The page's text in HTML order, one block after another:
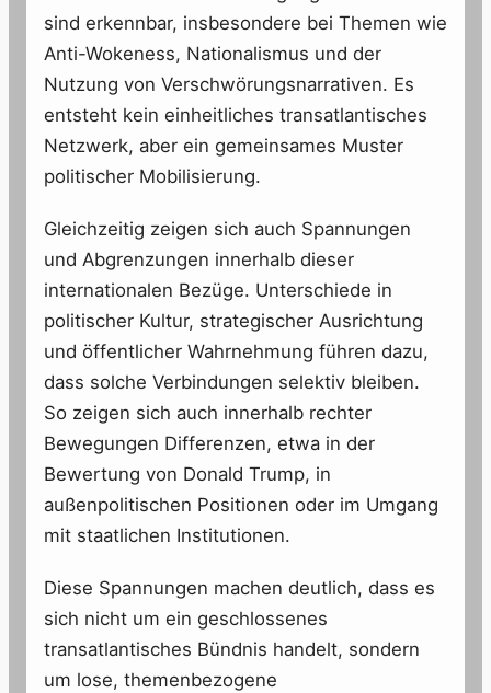
sind erkennbar, insbesondere bei Themen wie
Anti-Wokeness, Nationalismus und der
Nutzung von Verschwörungsnarrativen. Es
entsteht kein einheitliches transatlantisches
Netzwerk, aber ein gemeinsames Muster
politischer Mobilisierung.
Gleichzeitig zeigen sich auch Spannungen
und Abgrenzungen innerhalb dieser
internationalen Bezüge. Unterschiede in
politischer Kultur, strategischer Ausrichtung
und öffentlicher Wahrnehmung führen dazu,
dass solche Verbindungen selektiv bleiben.
So zeigen sich auch innerhalb rechter
Bewegungen Differenzen, etwa in der
Bewertung von Donald Trump, in
außenpolitischen Positionen oder im Umgang
mit staatlichen Institutionen.
Diese Spannungen machen deutlich, dass es
sich nicht um ein geschlossenes
transatlantisches Bündnis handelt, sondern
um lose, themenbezogene